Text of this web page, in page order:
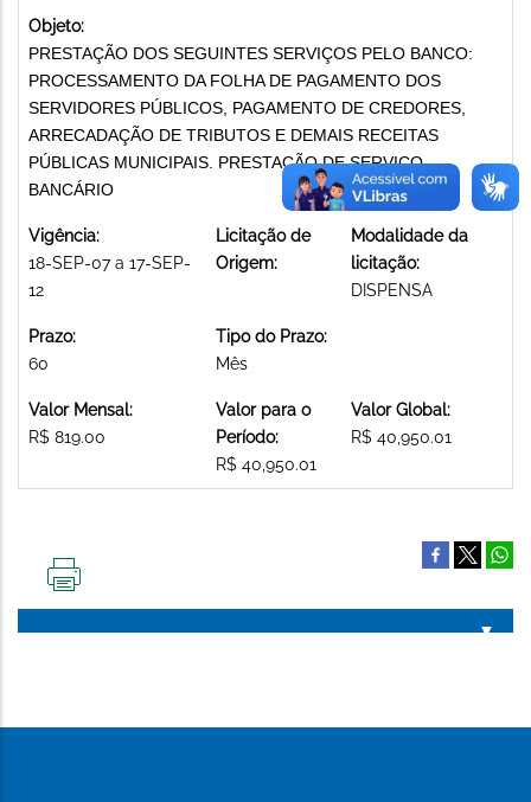
Objeto:
PRESTAÇÃO DOS SEGUINTES SERVIÇOS PELO BANCO:
PROCESSAMENTO DA FOLHA DE PAGAMENTO DOS
SERVIDORES PÚBLICOS, PAGAMENTO DE CREDORES,
ARRECADAÇÃO DE TRIBUTOS E DEMAIS RECEITAS
PÚBLICAS MUNICIPAIS. PRESTAÇÃO DE SERVIÇO
BANCÁRIO
Vigência:
18-SEP-07 a 17-SEP-
12
Licitação de
Origem:
Modalidade da
licitação:
DISPENSA
Prazo:
60
Tipo do Prazo:
Mês
Valor Mensal:
R$ 819.00
Valor para o
Período:
R$ 40,950.01
Valor Global:
R$ 40,950.01
PÁGINA